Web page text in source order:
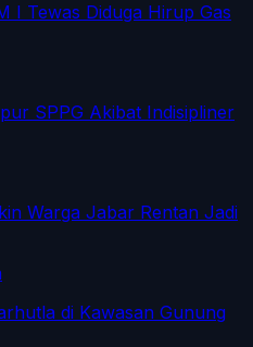
I Tewas Diduga Hirup Gas
SPPG Akibat Indisipliner
Warga Jabar Rentan Jadi
di Kawasan Gunung